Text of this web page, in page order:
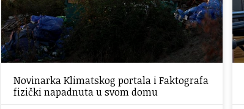
Novinarka Klimatskog portala i Faktografa
fizički napadnuta u svom domu